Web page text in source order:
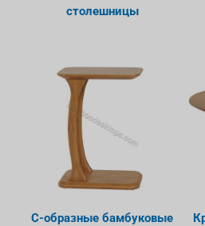
столешницы
С-образные бамбуковые